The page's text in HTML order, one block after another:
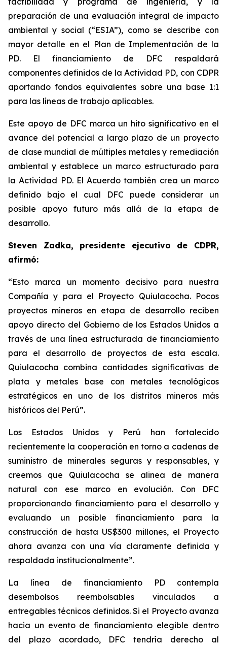
preparación de una evaluación integral de impacto
ambiental y social (“ESIA”), como se describe con
mayor detalle en el Plan de Implementación de la
PD. El financiamiento de DFC respaldará
componentes definidos de la Actividad PD, con CDPR
aportando fondos equivalentes sobre una base 1:1
para las líneas de trabajo aplicables.
Este apoyo de DFC marca un hito significativo en el
avance del potencial a largo plazo de un proyecto
de clase mundial de múltiples metales y remediación
ambiental y establece un marco estructurado para
la Actividad PD. El Acuerdo también crea un marco
definido bajo el cual DFC puede considerar un
posible apoyo futuro más allá de la etapa de
desarrollo.
Steven Zadka, presidente ejecutivo de CDPR,
afirmó:
“Esto marca un momento decisivo para nuestra
Compañía y para el Proyecto Quiulacocha. Pocos
proyectos mineros en etapa de desarrollo reciben
apoyo directo del Gobierno de los Estados Unidos a
través de una línea estructurada de financiamiento
para el desarrollo de proyectos de esta escala.
Quiulacocha combina cantidades significativas de
plata y metales base con metales tecnológicos
estratégicos en uno de los distritos mineros más
históricos del Perú”.
Los Estados Unidos y Perú han fortalecido
recientemente la cooperación en torno a cadenas de
suministro de minerales seguras y responsables, y
creemos que Quiulacocha se alinea de manera
natural con ese marco en evolución. Con DFC
proporcionando financiamiento para el desarrollo y
evaluando un posible financiamiento para la
construcción de hasta US$300 millones, el Proyecto
ahora avanza con una vía claramente definida y
respaldada institucionalmente”.
La línea de financiamiento PD contempla
desembolsos reembolsables vinculados a
entregables técnicos definidos. Si el Proyecto avanza
hacia un evento de financiamiento elegible dentro
del plazo acordado, DFC tendría derecho al